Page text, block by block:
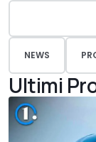
NEWS
Ultimi